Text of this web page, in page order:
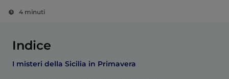
4 minuti
Indice
I misteri della Sicilia in Primavera